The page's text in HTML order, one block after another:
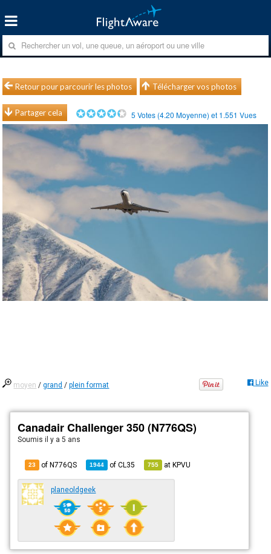
Retour pour parcourir les photos Télécharger vos photos
Partager cela 5 Votes (4.20 Moyenne) et 1.551 Vues
moyen /grand /plein format Like
Canadair Challenger 350 (N776QS)
Soumisil y a 5 ans
23 of N776QS 1944 ofCL35 755 atKPVU
planeoldgeek